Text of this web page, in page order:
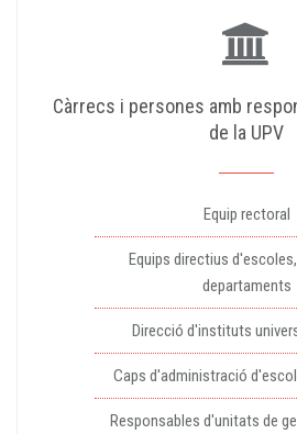
Càrrecs i persones amb
de la UPV
Equip rectoral
Equips directius
departaments
Direcció d'instituts
Caps d'administració
Responsables d'unitats de